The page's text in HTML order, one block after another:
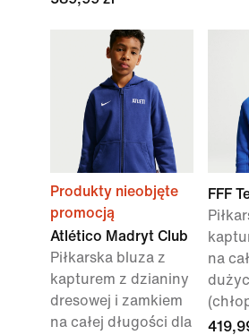
Produkty nieobjęte
promocją
Atlético Madryt Club
Piłkarska bluza z
kapturem z dzianiny
dresowej i zamkiem
na całej długości dla
FFF
na